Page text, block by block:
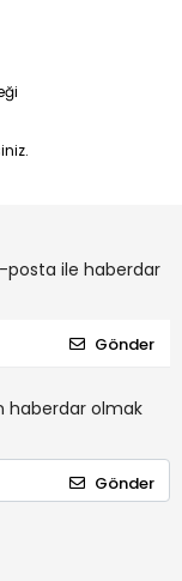
posta ile haberdar
Gönder
haberdar olmak
Gönder